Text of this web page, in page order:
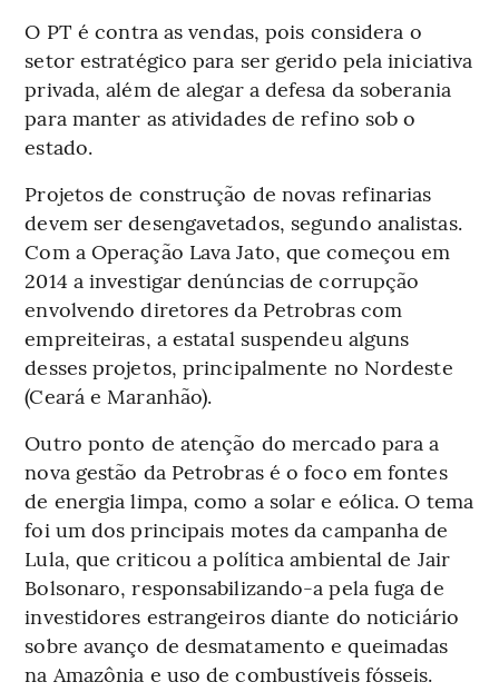
O PT é contra as vendas, pois considera o
setor estratégico para ser gerido pela iniciativa
privada, além de alegar a defesa da soberania
para manter as atividades de refino sob o
estado.
Projetos de construção de novas refinarias
devem ser desengavetados, segundo analistas.
Com a Operação Lava Jato, que começou em
2014 a investigar denúncias de corrupção
envolvendo diretores da Petrobras com
empreiteiras, a estatal suspendeu alguns
desses projetos, principalmente no Nordeste
(Ceará e Maranhão).
Outro ponto de atenção do mercado para a
nova gestão da Petrobras é o foco em fontes
de energia limpa, como a solar e eólica. O tema
foi um dos principais motes da campanha de
Lula, que criticou a política ambiental de Jair
Bolsonaro, responsabilizando-a pela fuga de
investidores estrangeiros diante do noticiário
sobre avanço de desmatamento e queimadas
na Amazônia e uso de combustíveis fósseis.